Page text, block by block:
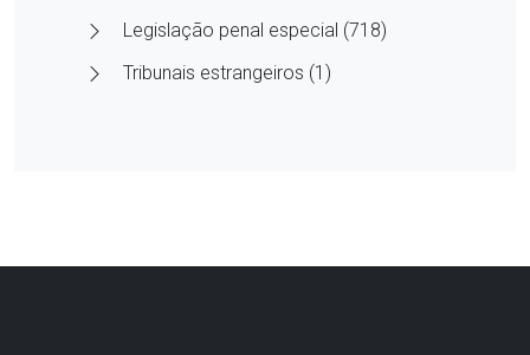
Legislação penal especial (718)
Tribunais estrangeiros (1)